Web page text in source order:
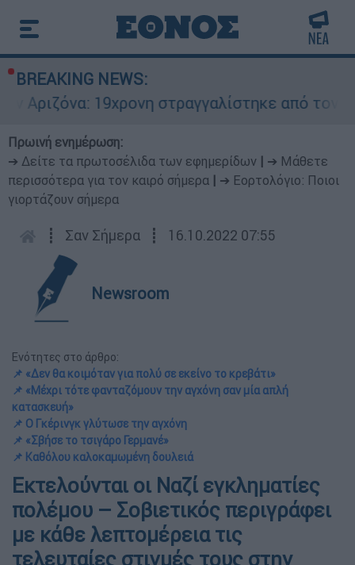
BREAKING NEWS:
στραγγαλίστηκε από τον σύντροφο
Πρωινή ενημέρωση:
➔ Δείτε τα πρωτοσέλιδα των εφημερίδων
➔ Μάθετε
περισσότερα για τον καιρό σήμερα
➔ Εορτολόγιο: Ποιοι
γιορτάζουν σήμερα
┋ Σαν Σήμερα ┋ 16.10.2022 07:55
Newsroom
Ενότητες στο άρθρο:
📌 «Δεν θα κοιμόταν για πολύ σε εκείνο το κρεβάτι»
📌 «Μέχρι τότε φανταζόμουν την αγχόνη σαν μία απλή
κατασκευή»
📌 Ο Γκέρινγκ γλύτωσε την αγχόνη
📌 «Σβήσε το τσιγάρο Γερμανέ»
📌 Καθόλου καλοκαμωμένη δουλειά
Εκτελούνται οι Ναζί εγκληματίες
πολέμου – Σοβιετικός περιγράφει
με κάθε λεπτομέρεια τις
τελευταίες στιγμές τους στην